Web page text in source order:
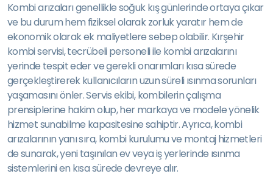
Kombi arızaları genellikle soğuk kış günlerinde ortaya çıkar
ve bu durum hem fiziksel olarak zorluk yaratır hem de
ekonomik olarak ek maliyetlere sebep olabilir. Kırşehir
kombi servisi, tecrübeli personeli ile kombi arızalarını
yerinde tespit eder ve gerekli onarımları kısa sürede
gerçekleştirerek kullanıcıların uzun süreli ısınma sorunları
yaşamasını önler. Servis ekibi, kombilerin çalışma
prensiplerine hakim olup, her markaya ve modele yönelik
hizmet sunabilme kapasitesine sahiptir. Ayrıca, kombi
arızalarının yanı sıra, kombi kurulumu ve montaj hizmetleri
de sunarak, yeni taşınılan ev veya iş yerlerinde ısınma
sistemlerini en kısa sürede devreye alır.